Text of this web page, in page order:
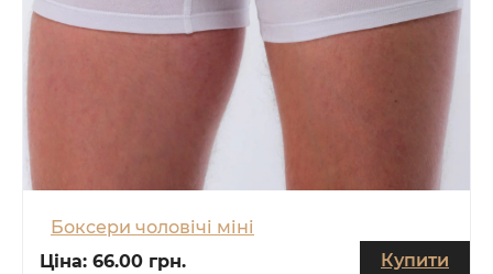
Боксери чоловічі міні
Ціна: 66.00 грн.
Купити